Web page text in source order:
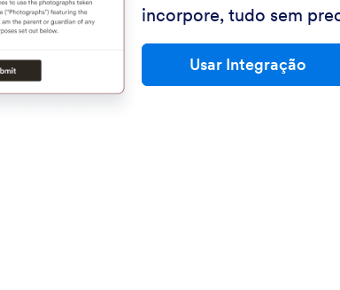
incorpore, tudo sem
Usar Integração